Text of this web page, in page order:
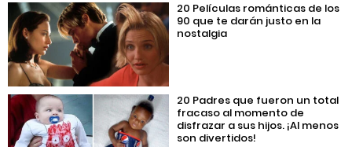
20 Películas románticas de los
90 que te darán justo en la
nostalgia
20 Padres que fueron un total
fracaso al momento de
disfrazar a sus hijos. ¡Al menos
son divertidos!